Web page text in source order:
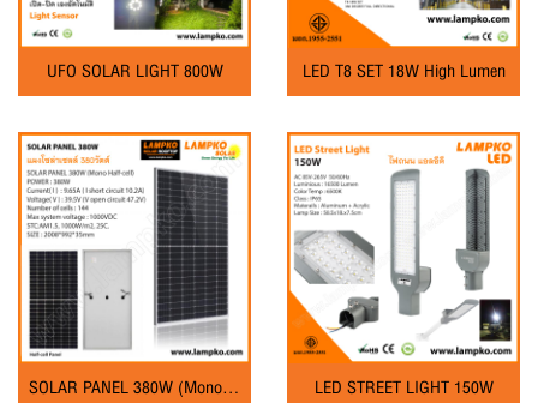
UFO SOLAR LIGHT 800W LED T8 SET 18W High Lumen
SOLAR PANEL 380W (Mono Half Cell) LED STREET LIGHT 150W